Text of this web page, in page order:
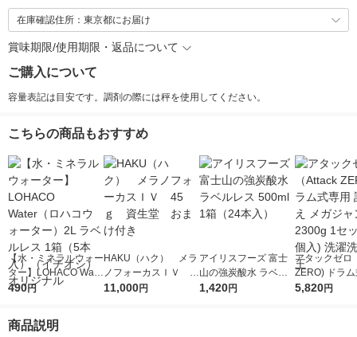
在庫確認住所：東京都にお届け
賞味期限/使用期限・返品について
ご購入について
容量表記は目安です。調剤の際には秤を使用してください。
こちらの商品もおすすめ
【水・ミネラルウォー
ター】LOHACO Wate
r（ロハコウォータ
シ） オリジナル
490円
HAKU（ハク） メラ
ノフォーカスＩＶ 4
5ｇ 資生堂 おまけ
11,000円
アイリスフーズ 富士
山の強炭酸水 ラベル
レス 500ml 1箱（24
1,420円
アタックゼロ
ZERO) ドラ
詰め替え メガ
5,820円
商品説明